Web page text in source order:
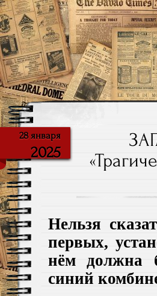
28 января
2025
Нельзя
первых,
нём должна
синий